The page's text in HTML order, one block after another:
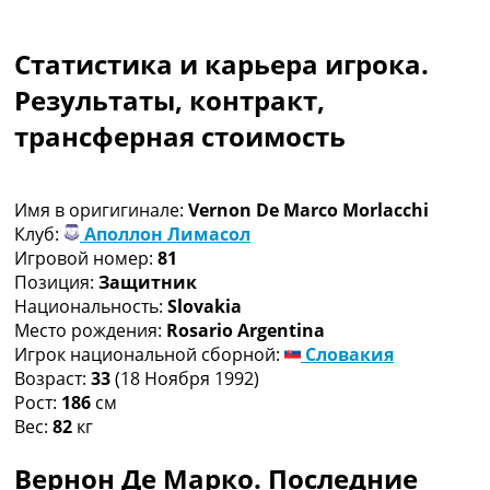
Чемпионат Мира
Украина. Премьер-Лига
Украина. Первая Лига
Лига Чемпионов
Другие Турниры >>>
Таблицы
Таблицы групп Чемпионата Мира
Украина. Премьер-Лига
Украина. Первая Лига
Лига Чемпионов. Таблицы групп
Англия. Премьер-Лига
Испания. Ла Лига
Все таблицы >>>
Рейтинги
Рейтинг клубов УЕФА
Статистика и карьера игрока.
Результаты, контракт,
трансферная стоимость
Имя в оригигинале: Vernon De Marco Morlacchi
Клуб:
Аполлон Лимасол
Игровой номер: 81
Позиция: Защитник
Национальность: Slovakia
Место рождения: Rosario Argentina
Игрок национальной сборной:
Словакия
Возраст: 33(18 Ноября 1992)
Рост: 186 см
Вес: 82 кг
Вернон Де Марко. Последние